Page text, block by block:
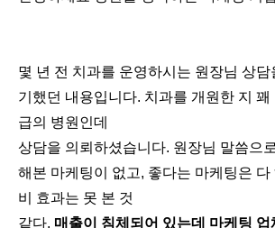
몇 년 전 치과를 운영하시는 원장님 상
기했던 내용입니다. 치과를 개원한 지 꽤
급의 병원인데
상담을 의뢰하셨습니다. 원장님 말씀으
해본 마케팅이 없고, 좋다는 마케팅은 다
비 효과는 못 본 것
같다. 매출이 침체되어 있는데 마케팅 업